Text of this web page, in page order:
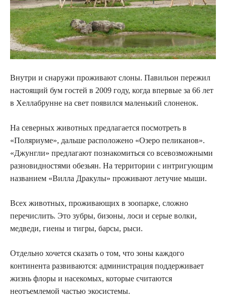
Внутри и снаружи проживают слоны. Павильон пережил
настоящий бум гостей в 2009 году, когда впервые за 66 лет
в Хеллабрунне на свет появился маленький слоненок.
На северных животных предлагается посмотреть в
«Поляриуме», дальше расположено «Озеро пеликанов».
«Джунгли» предлагают познакомиться со всевозможными
разновидностями обезьян. На территории с интригующим
названием «Вилла Дракулы» проживают летучие мыши.
Всех животных, проживающих в зоопарке, сложно
перечислить. Это зубры, бизоны, лоси и серые волки,
медведи, гиены и тигры, барсы, рыси.
Отдельно хочется сказать о том, что зоны каждого
континента развиваются: администрация поддерживает
жизнь флоры и насекомых, которые считаются
неотъемлемой частью экосистемы.